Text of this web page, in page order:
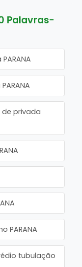
Palavras-
privada
PARANA
tubulação